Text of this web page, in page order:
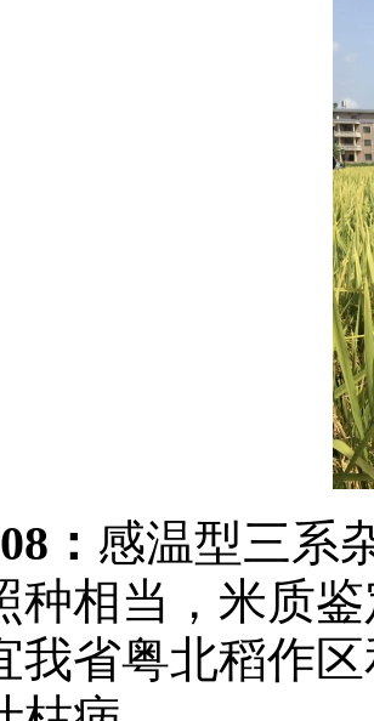
： 感温型三系
种相当，米质
我省粤北稻作